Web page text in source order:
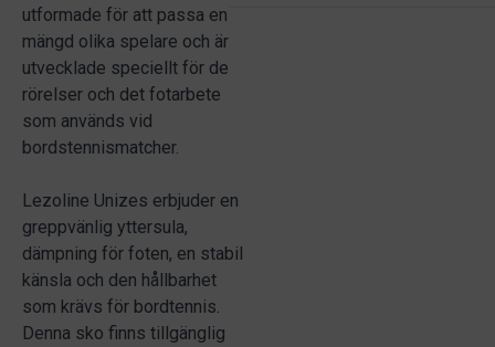
utformade för att passa en
mängd olika spelare och är
utvecklade speciellt för de
rörelser och det fotarbete
som används vid
bordstennismatcher.
Lezoline Unizes erbjuder en
greppvänlig yttersula,
dämpning för foten, en stabil
känsla och den hållbarhet
som krävs för bordtennis.
Denna sko finns tillgänglig